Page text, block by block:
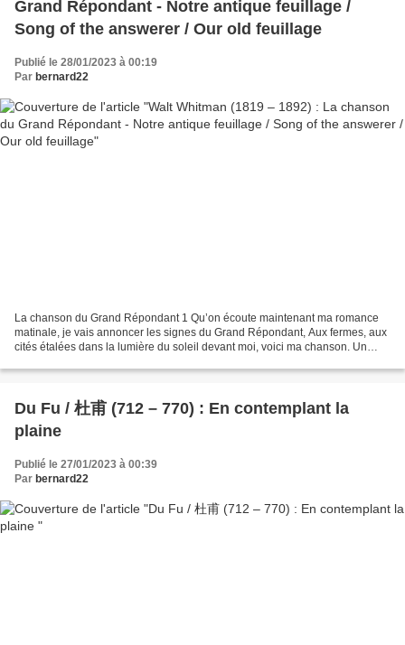
Grand Répondant - Notre antique feuillage /
Song of the answerer / Our old feuillage
Publié le 28/01/2023 à 00:19
Par bernard22
La chanson du Grand Répondant 1 Qu’on écoute maintenant ma romance
matinale, je vais annoncer les signes du Grand Répondant, Aux fermes, aux
cités étalées dans la lumière du soleil devant moi, voici ma chanson. Un
Du Fu / 杜甫 (712 – 770) : En contemplant la
plaine
Publié le 27/01/2023 à 00:39
Par bernard22